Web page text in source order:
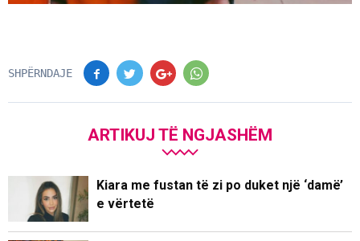
SHPËRNDAJE
ARTIKUJ TË NGJASHËM
Kiara me fustan të zi po duket një ‘damë’
e vërtetë